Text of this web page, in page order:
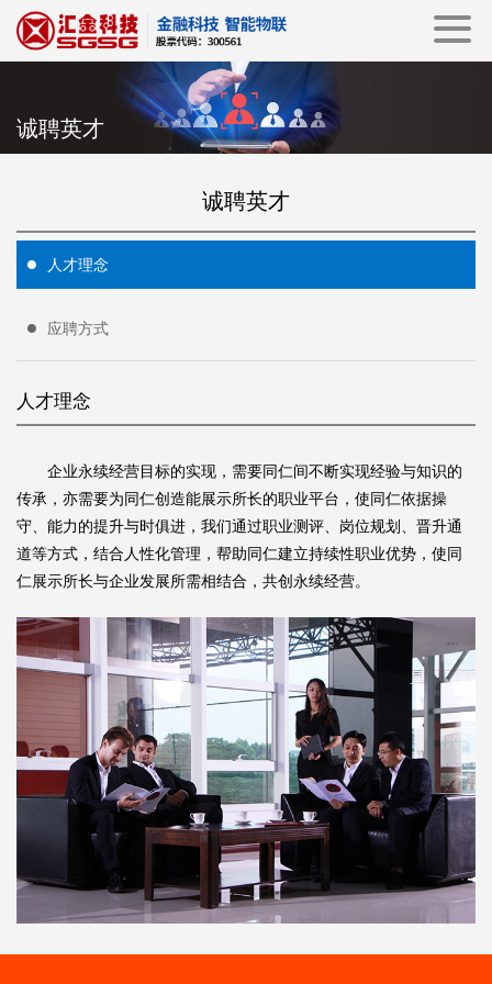
诚聘英才
诚聘英才
人才理念
应聘方式
人才理念
企业永续经营目标的实现，需要同仁间不断实现经验与知识的
传承，亦需要为同仁创造能展示所长的职业平台，使同仁依据操
守、能力的提升与时俱进，我们通过职业测评、岗位规划、晋升通
道等方式，结合人性化管理，帮助同仁建立持续性职业优势，使同
仁展示所长与企业发展所需相结合，共创永续经营。